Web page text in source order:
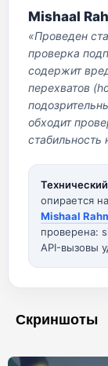
Mishaal
«Проведен
проверка
содержит
перехватов
обходит
стабильность
опирается
Mishaal
проверена:
API-вызовы
Скриншоты